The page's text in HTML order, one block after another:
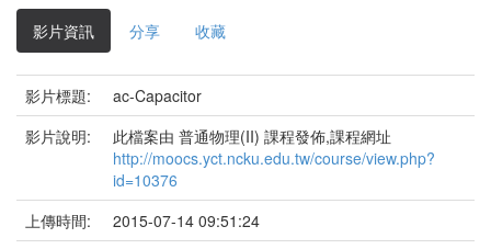
影片資訊 分享 收藏
影片標題:
ac-Capacitor
影片說明:
此檔案由 普通物理(II) 課程發佈,課程網址
http://moocs.yct.ncku.edu.tw/course/view.php?
id=10376
上傳時間:
2015-07-14 09:51:24